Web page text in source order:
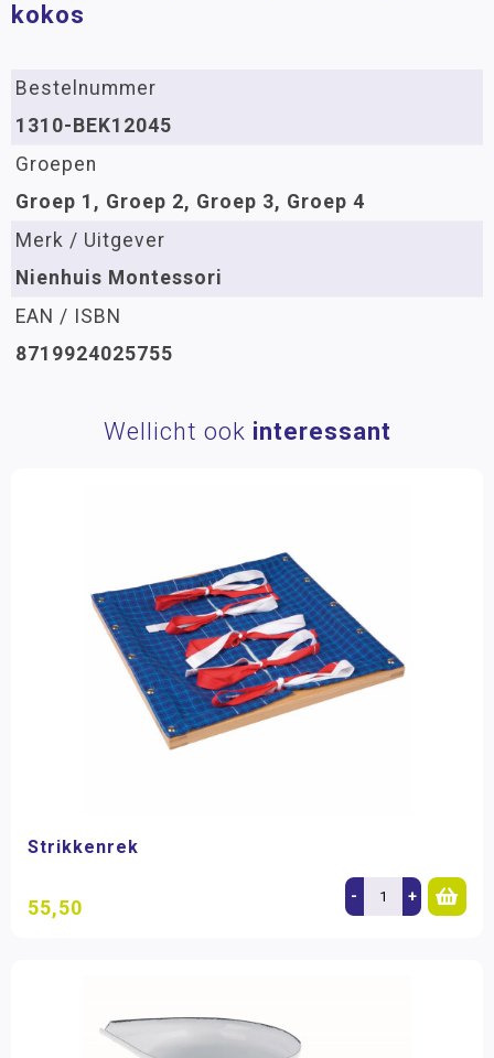
kokos
Bestelnummer
1310-BEK12045
Groepen
Groep 1, Groep 2, Groep 3, Groep 4
Merk / Uitgever
Nienhuis Montessori
EAN / ISBN
8719924025755
Wellicht ook interessant
Strikkenrek
55,50 - +